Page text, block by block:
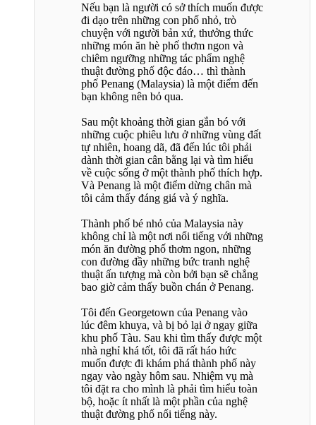
Nếu bạn là người có sở thích muốn được
đi dạo trên những con phố nhỏ, trò
chuyện với người bản xứ, thưởng thức
những món ăn hè phố thơm ngon và
chiêm ngưỡng những tác phẩm nghệ
thuật đường phố độc đáo… thì thành
phố Penang (Malaysia) là một điểm đến
bạn không nên bỏ qua.
Sau một khoảng thời gian gắn bó với
những cuộc phiêu lưu ở những vùng đất
tự nhiên, hoang dã, đã đến lúc tôi phải
dành thời gian cân bằng lại và tìm hiểu
về cuộc sống ở một thành phố thích hợp.
Và Penang là một điểm dừng chân mà
tôi cảm thấy đáng giá và ý nghĩa.
Thành phố bé nhỏ của Malaysia này
không chỉ là một nơi nổi tiếng với những
món ăn đường phố thơm ngon, những
con đường đầy những bức tranh nghệ
thuật ấn tượng mà còn bởi bạn sẽ chẳng
bao giờ cảm thấy buồn chán ở Penang.
Tôi đến Georgetown của Penang vào
lúc đêm khuya, và bị bỏ lại ở ngay giữa
khu phố Tàu. Sau khi tìm thấy được một
nhà nghỉ khá tốt, tôi đã rất háo hức
muốn được đi khám phá thành phố này
ngay vào ngày hôm sau. Nhiệm vụ mà
tôi đặt ra cho mình là phải tìm hiểu toàn
bộ, hoặc ít nhất là một phần của nghệ
thuật đường phố nổi tiếng này.